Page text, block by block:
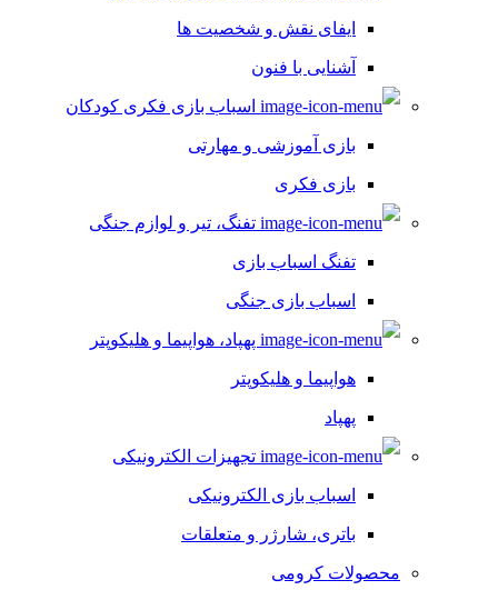
ایفای نقش و شخصیت ها
آشنایی با فنون
اسباب بازی فکری کودکان
بازی آموزشی و مهارتی
بازی فکری
تفنگ، تیر و لوازم جنگی
تفنگ اسباب بازی
اسباب بازی جنگی
پهپاد، هواپیما و هلیکوپتر
هواپیما و هلیکوپتر
پهپاد
تجهیزات الکترونیکی
اسباب بازی الکترونیکی
باتری، شارژر و متعلقات
محصولات کرومی